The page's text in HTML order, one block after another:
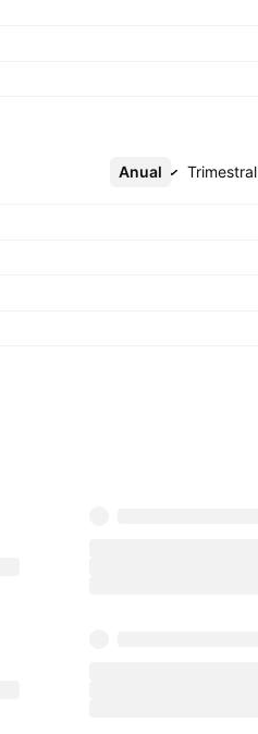
Anual Trimestral
Mais